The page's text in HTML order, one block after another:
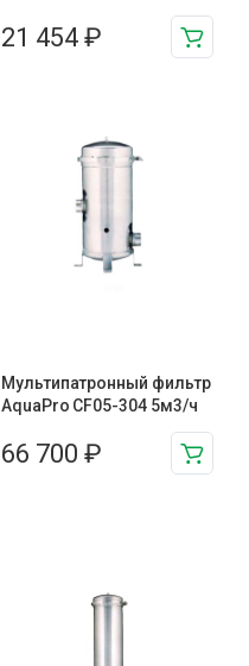
21 454 ₽
Мультипатронный фильтр
AquaPro CF05-304 5м3/ч
66 700 ₽